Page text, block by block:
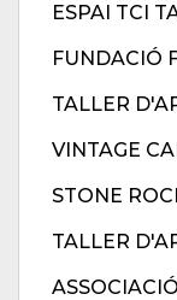
ESPAI TCI
FUNDACIÓ
TALLER
VINTAGE
STONE
TALLER